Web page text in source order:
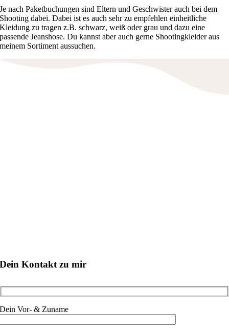
Je nach Paketbuchungen sind Eltern und Geschwister auch bei dem
Shooting dabei. Dabei ist es auch sehr zu empfehlen einheitliche
Kleidung zu tragen z.B. schwarz, weiß oder grau und dazu eine
passende Jeanshose. Du kannst aber auch gerne Shootingkleider aus
meinem Sortiment aussuchen.
Dein Kontakt zu mir
Dein Vor- & Zuname